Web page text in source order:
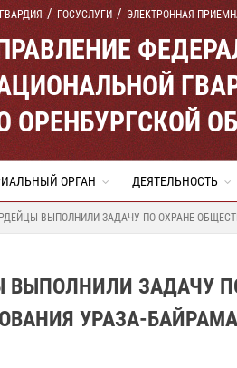
ГОСУСЛУГИ ЭЛЕКТРОННАЯ
ОРЕНБУРГСКОЙ
ОРГАН ДЕЯТЕЛЬНОСТЬ
ВЫПОЛНИЛИ ЗАДАЧУ ПО ОХРАНЕ
ВЫПОЛНИЛИ ЗАДАЧУ
УРАЗА-